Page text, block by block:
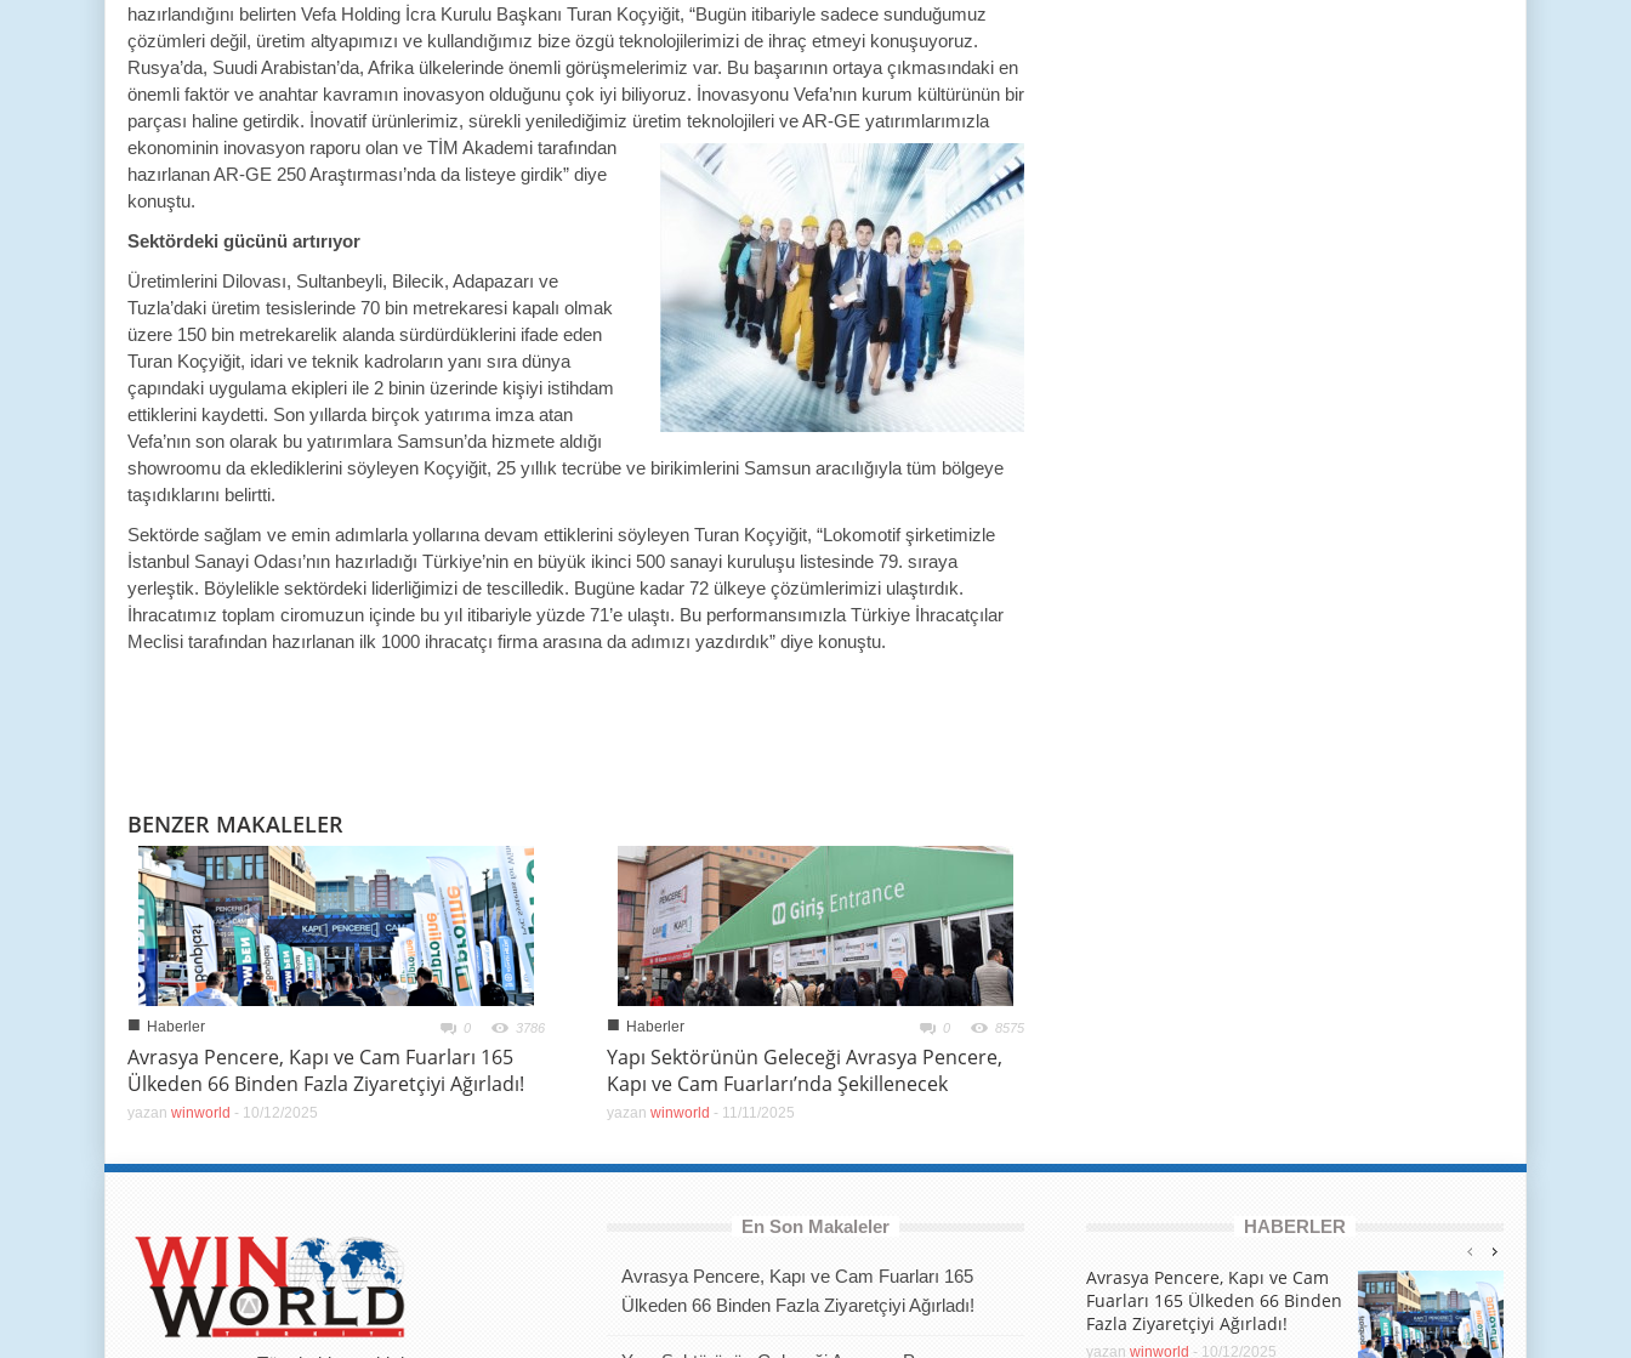
hazırlandığını belirten Vefa Holding İcra Kurulu Başkanı Turan Koçyiğit, “Bugün itibariyle sadece sunduğumuz
çözümleri değil, üretim altyapımızı ve kullandığımız bize özgü teknolojilerimizi de ihraç etmeyi konuşuyoruz.
Rusya’da, Suudi Arabistan’da, Afrika ülkelerinde önemli görüşmelerimiz var. Bu başarının ortaya çıkmasındaki en
önemli faktör ve anahtar kavramın inovasyon olduğunu çok iyi biliyoruz. İnovasyonu Vefa’nın kurum kültürünün bir
parçası haline getirdik. İnovatif ürünlerimiz, sürekli yenilediğimiz üretim teknolojileri ve AR-GE yatırımlarımızla
ekonominin inovasyon raporu olan ve TİM Akademi tarafından
hazırlanan AR-GE 250 Araştırması’nda da listeye girdik” diye
konuştu.
Sektördeki gücünü artırıyor
Üretimlerini Dilovası, Sultanbeyli, Bilecik, Adapazarı ve
Tuzla’daki üretim tesislerinde 70 bin metrekaresi kapalı olmak
üzere 150 bin metrekarelik alanda sürdürdüklerini ifade eden
Turan Koçyiğit, idari ve teknik kadroların yanı sıra dünya
çapındaki uygulama ekipleri ile 2 binin üzerinde kişiyi istihdam
ettiklerini kaydetti. Son yıllarda birçok yatırıma imza atan
Vefa’nın son olarak bu yatırımlara Samsun’da hizmete aldığı
showroomu da eklediklerini söyleyen Koçyiğit, 25 yıllık tecrübe ve birikimlerini Samsun aracılığıyla tüm bölgeye
taşıdıklarını belirtti.
Sektörde sağlam ve emin adımlarla yollarına devam ettiklerini söyleyen Turan Koçyiğit, “Lokomotif şirketimizle
İstanbul Sanayi Odası’nın hazırladığı Türkiye’nin en büyük ikinci 500 sanayi kuruluşu listesinde 79. sıraya
yerleştik. Böylelikle sektördeki liderliğimizi de tescilledik. Bugüne kadar 72 ülkeye çözümlerimizi ulaştırdık.
İhracatımız toplam ciromuzun içinde bu yıl itibariyle yüzde 71’e ulaştı. Bu performansımızla Türkiye İhracatçılar
Meclisi tarafından hazırlanan ilk 1000 ihracatçı firma arasına da adımızı yazdırdık” diye konuştu.
BENZER MAKALELER
■ Haberler 0 3786
Avrasya Pencere, Kapı ve Cam Fuarları 165
Ülkeden 66 Binden Fazla Ziyaretçiyi Ağırladı!
yazan winworld - 10/12/2025
■ Haberler 0 8575
Yapı Sektörünün Geleceği Avrasya Pencere,
Kapı ve Cam Fuarları’nda Şekillenecek
yazan winworld - 11/11/2025
En Son Makaleler
Avrasya Pencere, Kapı ve Cam Fuarları 165
Ülkeden 66 Binden Fazla Ziyaretçiyi Ağırladı!
HABERLER
Avrasya Pencere, Kapı ve Cam
Fuarları 165 Ülkeden 66 Binden
Fazla Ziyaretçiyi Ağırladı!
yazan winworld - 10/12/2025